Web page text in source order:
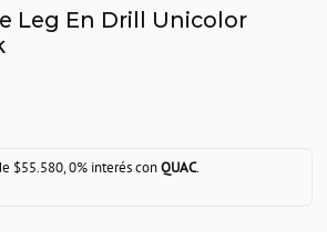
Leg En Drill Unicolor
$55.580, 0% interés conQUAC.